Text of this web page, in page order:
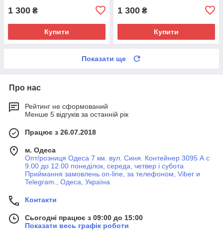
1 300 ₴
Купити
1 300 ₴
Купити
Показати ще
Про нас
Рейтинг не сформований
Менше 5 відгуків за останній рік
Працює з 26.07.2018
м. Одеса
Опт/розниця Одеса 7 км. вул. Синя. Контейнер 3095 А с
9.00 до 12.00 понеділок, середа, четвер і субота
Приймання замовлень on-line, за телефоном, Viber и
Telegram., Одеса, Україна
Контакти
Сьогодні працює з 09:00 до 15:00
Показати весь графік роботи